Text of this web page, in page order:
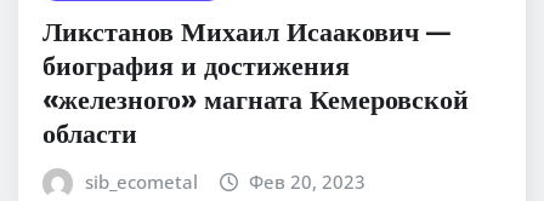
Ликстанов Михаил Исаакович —
биография и достижения
«железного» магната Кемеровской
области
sib_ecometal Фев 20, 2023